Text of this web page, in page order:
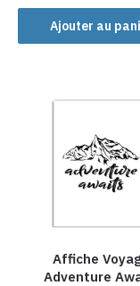
Ajouter au
Affiche
Adventure